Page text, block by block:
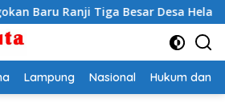
Tiga Besar Desa Helau
Lampung Nasional Hukum dan